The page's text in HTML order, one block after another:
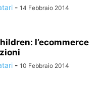
- 14 Febbraio 2014
l’ecommerce
- 10 Febbraio 2014